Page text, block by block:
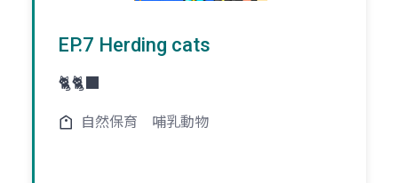
EP.7 Herding cats
🐈🐈‍⬛
自然保育 哺乳動物